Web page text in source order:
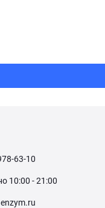
63-10
10:00 - 21:00